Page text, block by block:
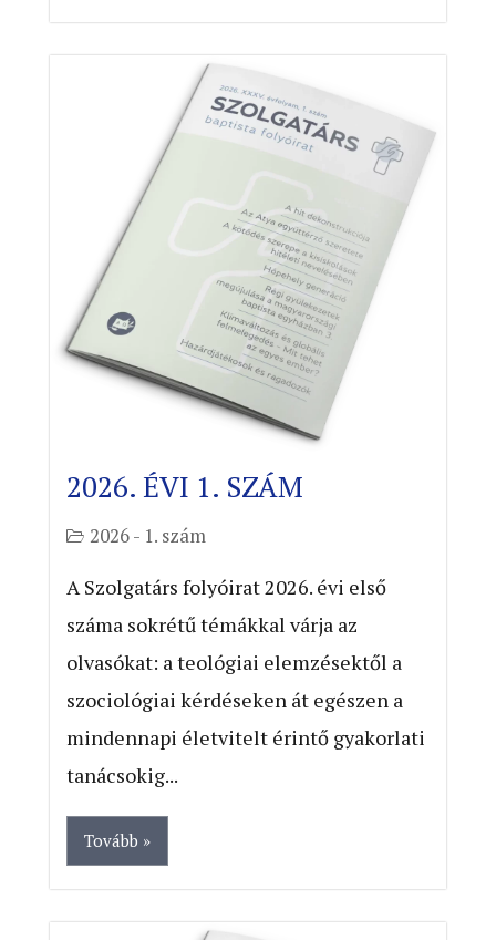
2026. ÉVI 1. SZÁM
2026 - 1. szám
A Szolgatárs folyóirat 2026. évi első
száma sokrétű témákkal várja az
olvasókat: a teológiai elemzésektől a
szociológiai kérdéseken át egészen a
mindennapi életvitelt érintő gyakorlati
tanácsokig...
Tovább »